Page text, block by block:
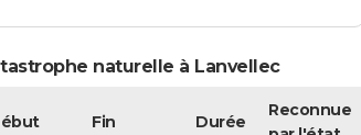
naturelle à Lanvellec
Fin Durée
Reconnue